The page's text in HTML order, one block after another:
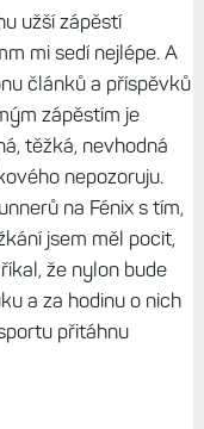
užší zápěstí
mi sedí nejlépe. A
článků a příspěvků
zápěstím je
těžká, nevhodná
nepozoruju.
na Fénix s tím,
jsem měl pocit,
že nylon bude
a za hodinu o nich
přitáhnu